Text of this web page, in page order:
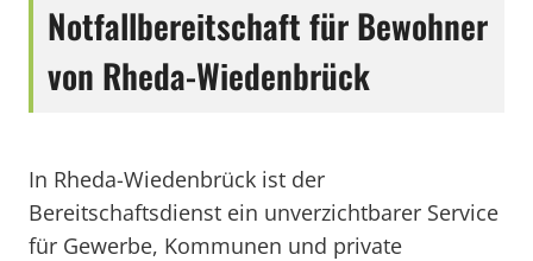
Notfallbereitschaft für Bewohner
von Rheda-Wiedenbrück
In Rheda-Wiedenbrück ist der
Bereitschaftsdienst ein unverzichtbarer Service
für Gewerbe, Kommunen und private